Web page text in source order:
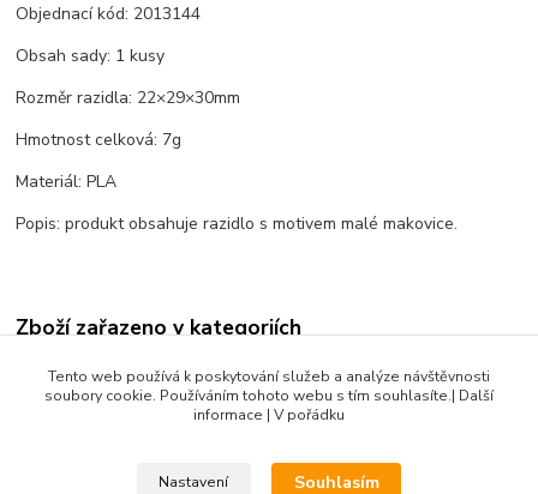
Objednací kód: 2013144
Obsah sady: 1 kusy
Rozměr razidla: 22×29×30mm
Hmotnost celková: 7g
Materiál: PLA
Popis: produkt obsahuje razidlo s motivem malé makovice.
Zboží zařazeno v kategoriích
Rostliny a květiny
Květy a květiny
Tento web používá k poskytování služeb a analýze návštěvnosti
soubory cookie. Používáním tohoto webu s tím souhlasíte.| Další
informace | V pořádku
Nastavení Souhlasím